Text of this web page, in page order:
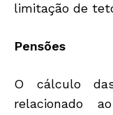
limitação de
Pensões
O cálculo
relacionado